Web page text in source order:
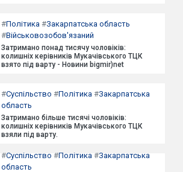
#Політика #Закарпатська область
#Військовозобов'язаний
Затримано понад тисячу чоловіків:
колишніх керівників Мукачівського ТЦК
взято під варту - Новини bigmir)net
#Суспільство #Політика #Закарпатська
область
Затримано більше тисячі чоловіків:
колишніх керівників Мукачівського ТЦК
взяли під варту.
#Суспільство #Політика #Закарпатська
область